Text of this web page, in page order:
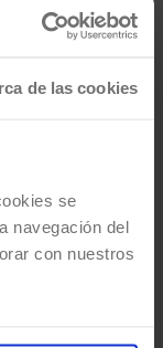
de las cookies
se
navegación del
con nuestros
y
brindar
cliente en
Cloud
de usuarios.
de CRM,